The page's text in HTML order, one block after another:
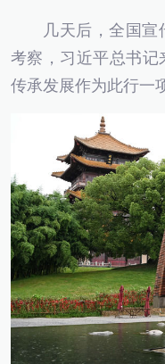
几天后，全国宣
考察，习近平总书
传承发展作为此行一